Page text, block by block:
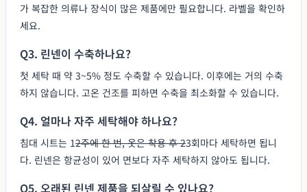
가 복잡한 의류나 장식이 많은 제품에만 필요합니다. 라벨을 확인하
세요.
Q3. 린넨이 수축하나요?
첫 세탁 때 약 3~5% 정도 수축할 수 있습니다. 이후에는 거의 수축
하지 않습니다. 고온 건조를 피하면 수축을 최소화할 수 있습니다.
Q4. 얼마나 자주 세탁해야 하나요?
침대 시트는 12주에 한 번, 옷은 착용 후 23회마다 세탁하면 됩니
다. 린넨은 항균성이 있어 면보다 자주 세탁하지 않아도 됩니다.
Q5. 오래된 린넨 제품을 되살릴 수 있나요?